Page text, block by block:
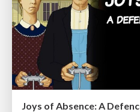
Joys of Absence: A